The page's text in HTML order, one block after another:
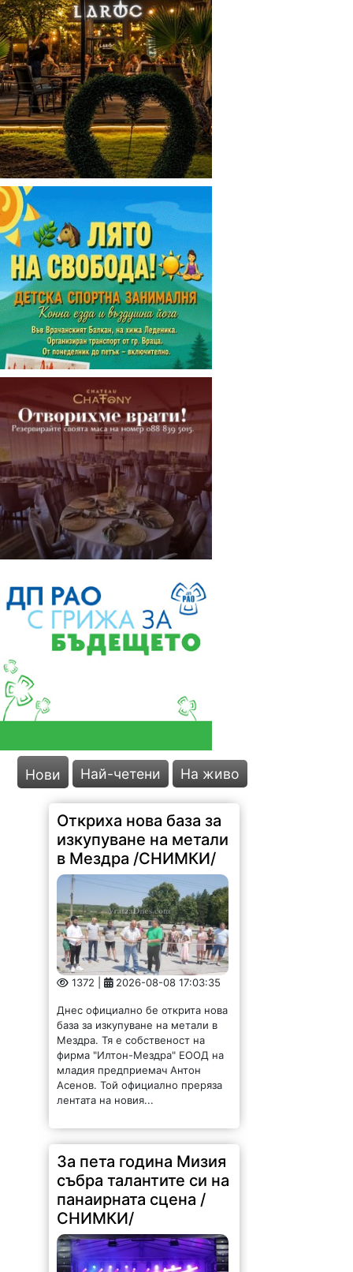
Нови Най-четени На живо
Откриха нова база за
изкупуване на метали
в Мездра /СНИМКИ/
1372 | 2026-08-08 17:03:35
Днес официално бе открита нова
Мездра. Тя е собственост на
фирма "Илтон-Мездра" ЕООД на
младия предприемач Антон
Асенов. Той официално преряза
лентата на новия...
събра талантите си на
панаирната сцена /
СНИМКИ/